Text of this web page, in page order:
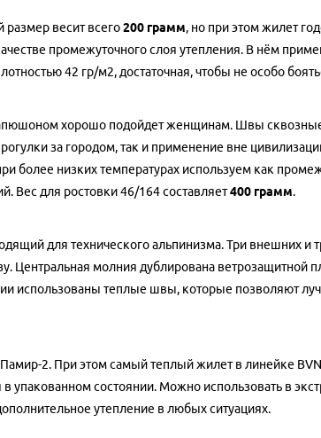
размер весит всего200 грамм, но при этом жилет
промежуточного слоя утепления. В нём
42 гр/м2, достаточная, чтобы не особо
хорошо подойдет женщинам. Швы
за городом, так и применение вне
более низких температурах используем как
Вес для ростовки 46/164 составляет400 грамм.
для технического альпинизма. Три внешних и
Центральная молния дублирована ветрозащитной
использованы теплые швы, которые позволяют
2. При этом самый теплый жилет в линейке BVN
упакованном состоянии. Можно использовать в
утепление в любых ситуациях.